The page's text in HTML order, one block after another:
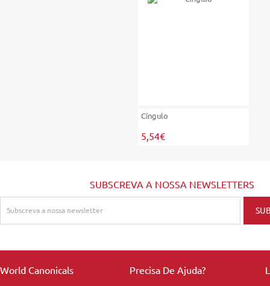
Cíngulo
5,54€
SUBSCREVA A NOSSA NEWSLETTERS
World Canonicals Precisa De Ajuda?